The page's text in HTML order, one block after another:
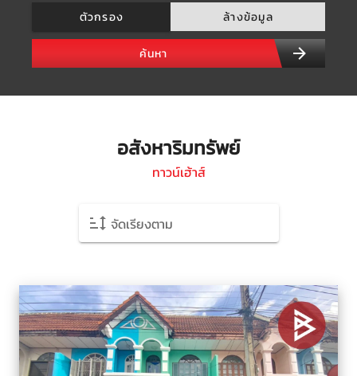
ตัวกรอง ล้างข้อมูล
ค้นหา
อสังหาริมทรัพย์
ทาวน์เฮ้าส์
จัดเรียงตาม